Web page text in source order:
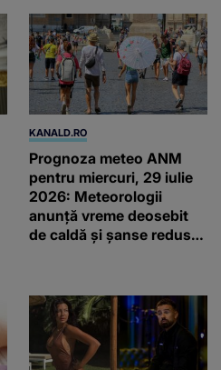
KANALD.RO
Prognoza meteo ANM
pentru miercuri, 29 iulie
2026: Meteorologii
anunță vreme deosebit
de caldă și șanse reduse